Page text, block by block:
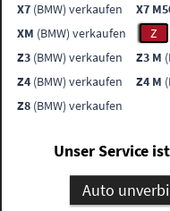
X7 (BMW) verkaufen X7
XM (BMW) verkaufen Z
Z3 (BMW) verkaufen Z3 M
Z4 (BMW) verkaufen Z4 M
Z8 (BMW) verkaufen
Unser Service
Auto